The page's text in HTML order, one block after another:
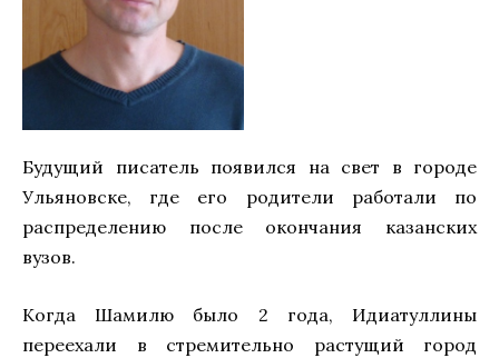
Будущий писатель появился на свет в городе
Ульяновске, где его родители работали по
распределению после окончания казанских
вузов.
Когда Шамилю было 2 года, Идиатуллины
переехали в стремительно растущий город